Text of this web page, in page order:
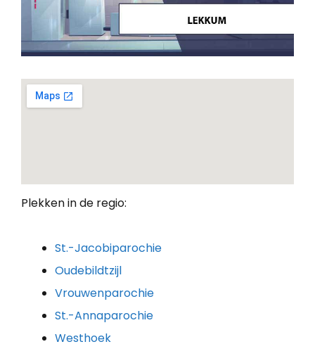
Plekken in de regio:
St.-Jacobiparochie
Oudebildtzijl
Vrouwenparochie
St.-Annaparochie
Westhoek